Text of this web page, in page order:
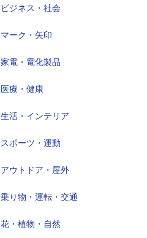
ビジネス・社会
マーク・矢印
家電・電化製品
医療・健康
生活・インテリア
スポーツ・運動
アウトドア・屋外
乗り物・運転・交通
花・植物・自然